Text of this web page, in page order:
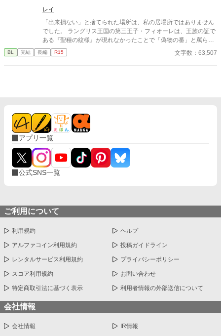
レイ
「出来損ない」と捨てられた場所は、私の居場所ではありません
でした。 ラングリス王国の第三王子・フィオーレは、王族の証で
ある『聖種の紋様』が現れなかったことで「偽物の番」と罵ら
れ、雪降る国境へと追放される。 死を覚悟した彼の前に現れたの
は、隣国アイゼン帝国の「冷徹皇帝」ヴォルフラムだった。
BL 完結 長編 R15 文字数：63,507
アプリ一覧
公式SNS一覧
ご利用について
利用規約 ヘルプ
アルファコイン利用規約 投稿ガイドライン
レンタルサービス利用規約 プライバシーポリシー
スコア利用規約 お問い合わせ
特定商取引法に基づく表示 利用者情報の外部送信について
会社情報
会社情報 IR情報